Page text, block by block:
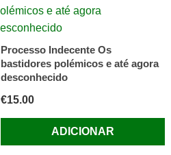
Processo Indecente Os
bastidores polémicos e até agora
desconhecido
€15.00
ADICIONAR